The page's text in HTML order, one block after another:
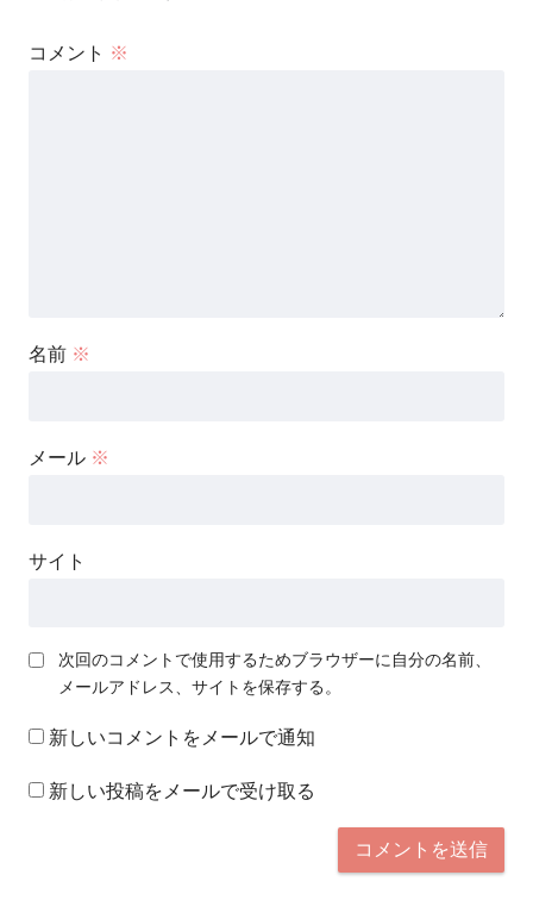
コメント ※
名前 ※
メール ※
サイト
次回のコメントで使用するためブラウザーに自分の名前、
メールアドレス、サイトを保存する。
新しいコメントをメールで通知
新しい投稿をメールで受け取る